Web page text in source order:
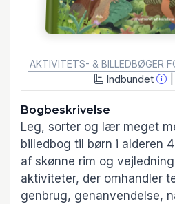
AKTIVITETS- & BILLEDBØGER
Indbundet
Bogbeskrivelse
Leg, sorter og lær meget
billedbog til børn i alderen
af skønne rim og
aktiviteter, der omhandler
genbrug, genanvendelse,